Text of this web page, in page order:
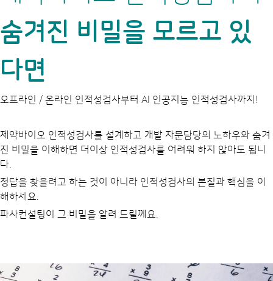
숨겨진 비밀을 모르고 있
다면
오프라인 / 온라인 인적성검사부터 AI 인공지능 인적성검사까지!
제약바이오 인적성검사를 설계하고 개발 자문담당의 노하우와 숨겨
진 비밀을 이해하면 더이상 인적성검사를 어려워 하지 않아도 됩니
다.
정답을 찾을려고 하는 것이 아니라 인적성검사의 본질과 핵심을 이
해하세요.
파사컨설팅이 그 비밀을 알려 드릴께요.